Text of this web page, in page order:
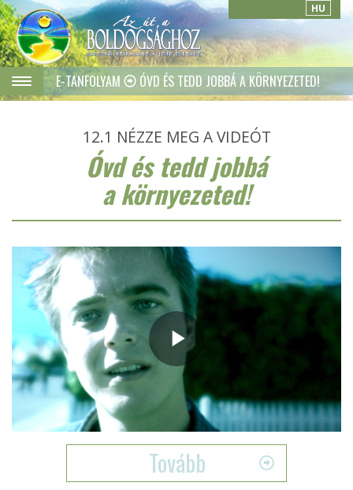
HU
E-TANFOLYAM ÓVD ÉS TEDD JOBBÁ A KÖRNYEZETED!
12.1 NÉZZE MEG A VIDEÓT
Óvd és tedd jobbá
a környezeted!
Play
Video
Tovább